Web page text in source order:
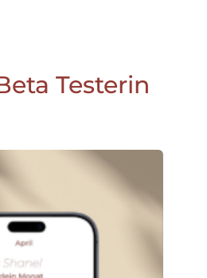
Testerin